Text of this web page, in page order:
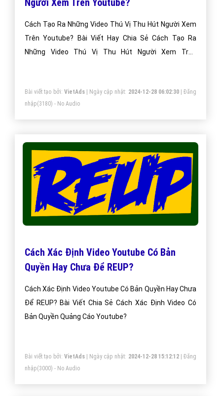
Người Xem Trên Youtube?
Cách Tạo Ra Những Video Thú Vị Thu Hút Người Xem
Trên Youtube? Bài Viết Hay Chia Sẻ Cách Tạo Ra
Những Video Thú Vị Thu Hút Người Xem Trên
Bài viết tạo bởi: VietAds| Ngày cập nhật: 2024-12-28 06:02:30|Đăng
nhập(3180) - No Audio
Cách Xác Định Video Youtube Có Bản
Quyền Hay Chưa Để REUP?
Cách Xác Định Video Youtube Có Bản Quyền Hay Chưa
Để REUP? Bài Viết Chia Sẻ Cách Xác Định Video Có
Bản Quyền Quảng Cáo Youtube?
Bài viết tạo bởi: VietAds| Ngày cập nhật: 2024-12-28 15:12:12|Đăng
nhập(3000) - No Audio